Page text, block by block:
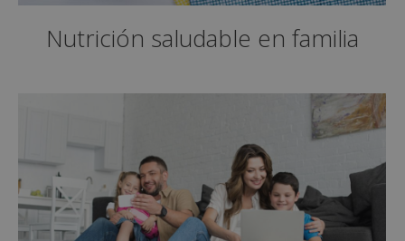
Nutrición saludable en familia